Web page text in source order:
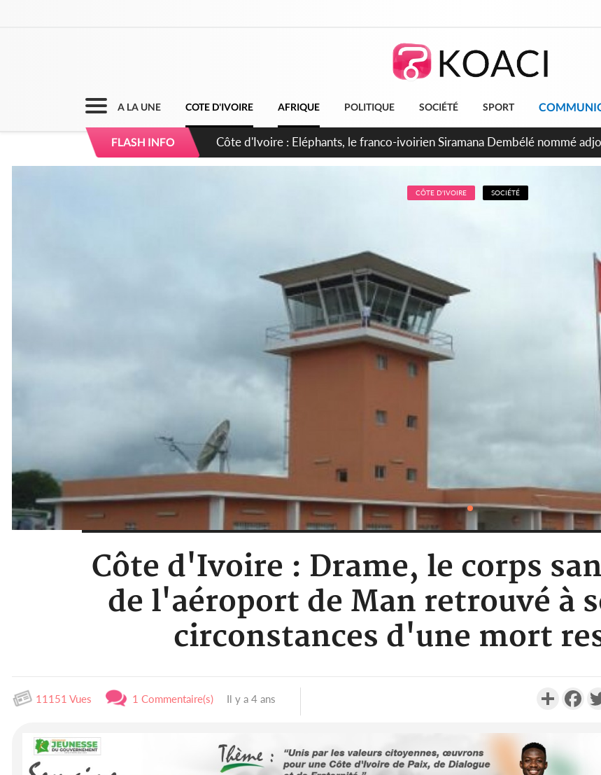
A LA UNE COTE D'IVOIRE AFRIQUE POLITIQUE SOCIÉTÉ SPORT
FLASH INFO Cameroun : 5 combattants séparatistes neutralisés, le Mindef dément les
CÔTE D'IVOIRE SOCIÉTÉ
Côte d'Ivoire : Drame, le corps
de l'aéroport de Man retrouvé à
circonstances d'une mort
11151 Vues 1 Commentaire(s) Il y a 4 ans Partager